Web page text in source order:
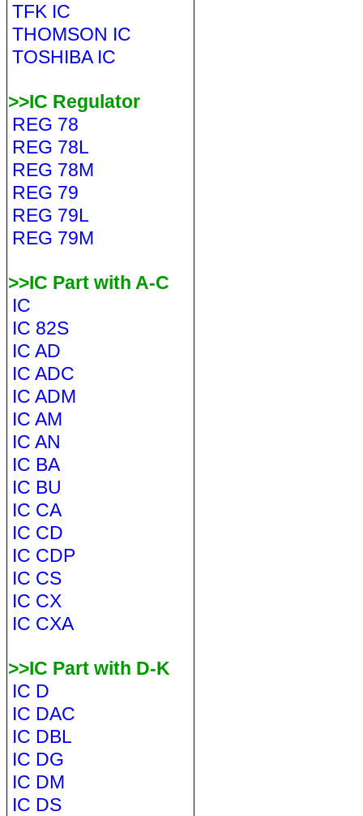
TFK IC
THOMSON IC
TOSHIBA IC
>>IC Regulator
REG 78
REG 78L
REG 78M
REG 79
REG 79L
REG 79M
>>IC Part with A-C
IC
IC 82S
IC AD
IC ADC
IC ADM
IC AM
IC AN
IC BA
IC BU
IC CA
IC CD
IC CDP
IC CS
IC CX
IC CXA
>>IC Part with D-K
IC D
IC DAC
IC DBL
IC DG
IC DM
IC DS